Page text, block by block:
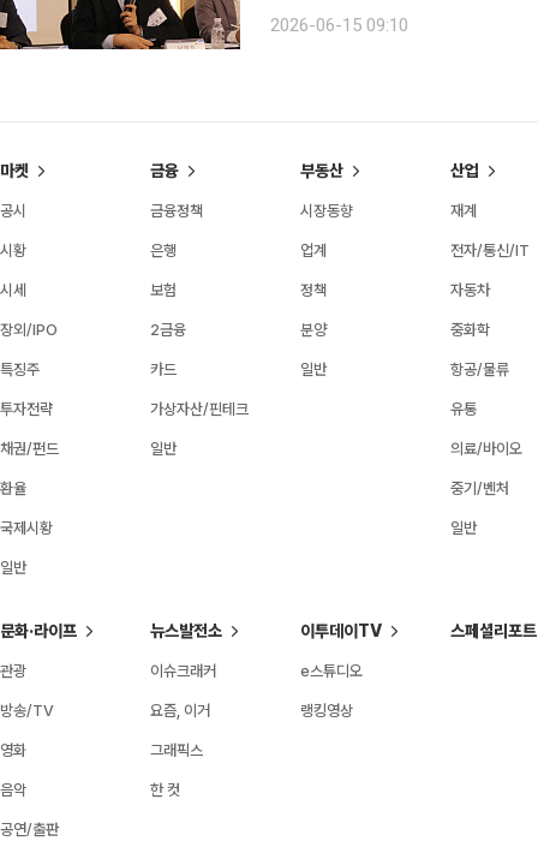
가 아닌 셈이다. 디지털 통화의 확산
2026-06-15 09:10
마켓
공시
시황
시세
장외/IPO
특징주
투자전략
채권/펀드
환율
국제시황
일반
금융
금융정책
은행
보험
2금융
카드
가상자산/핀테크
일반
부동산
시장동향
업계
정책
분양
일반
산업
재계
전자/통신/IT
자동차
중화학
항공/물류
유통
의료/바이오
중기/벤처
일반
문화·라이프
관광
방송/TV
영화
음악
공연/출판
뉴스발전소
이슈크래커
요즘, 이거
그래픽스
한 컷
이투데이TV
e스튜디오
랭킹영상
스페셜리포트